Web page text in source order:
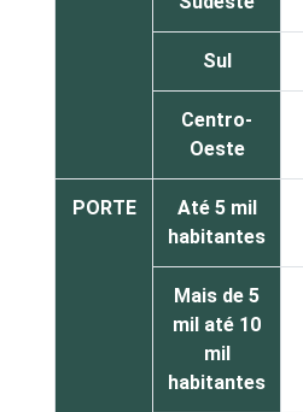
Sul
Centro-
Oeste
PORTE
Até 5 mil
habitantes
Mais de 5
mil até 10
mil
habitantes